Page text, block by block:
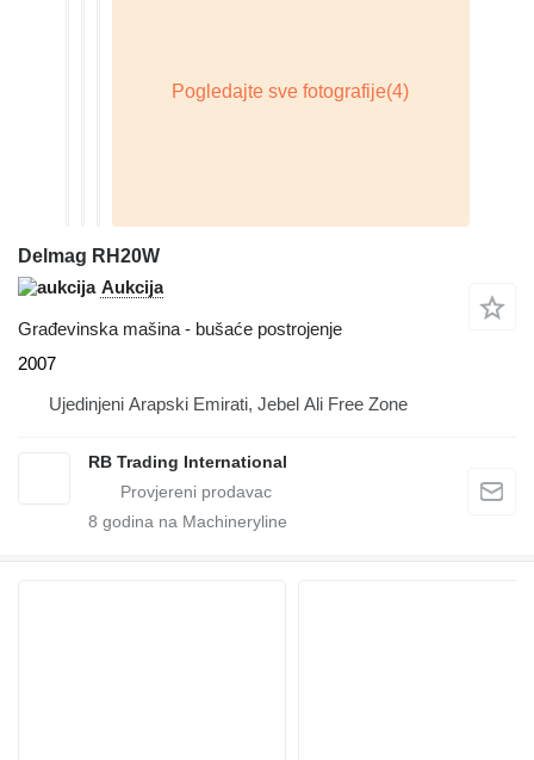
Delmag RH20W
Aukcija
Građevinska mašina - bušaće postrojenje
2007
Ujedinjeni Arapski Emirati, Jebel Ali Free Zone
RB Trading International
8 godina na Machineryline